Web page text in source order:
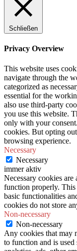
Schließen
Privacy Overview
This website uses
navigate through the
categorized as
essential for the
also use third-party
you use this website.
only with your
cookies. But opting
browsing experience.
Necessary
Necessary
immer aktiv
Necessary cookies
function properly. This
basic functionalities
cookies do not store
Non-necessary
Non-necessary
Any cookies that may
to function and is